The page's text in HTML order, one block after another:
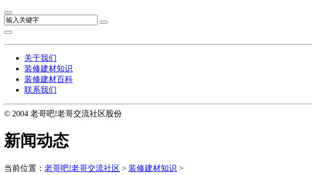
关于我们
装修建材知识
装修建材百科
联系我们
© 2004 老哥吧!老哥交流社区股份
新闻动态
当前位置： 老哥吧!老哥交流社区 > 装修建材知识 >